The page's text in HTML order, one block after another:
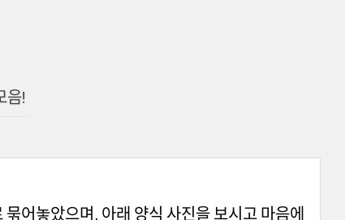
음!
어놓았으며, 아래 양식 사진을 보시고 마음에